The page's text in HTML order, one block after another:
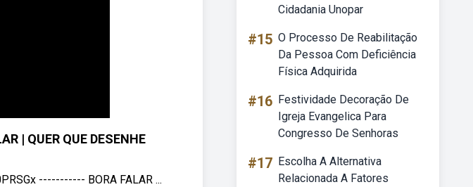
| QUER QUE DESENHE
----------- BORA FALAR ...
Cidadania Unopar
#15 O Processo De Reabilitação
Da Pessoa Com Deficiência
Física Adquirida
#16 Festividade Decoração De
Igreja Evangelica Para
Congresso De Senhoras
#17 Escolha A Alternativa
Relacionada A Fatores